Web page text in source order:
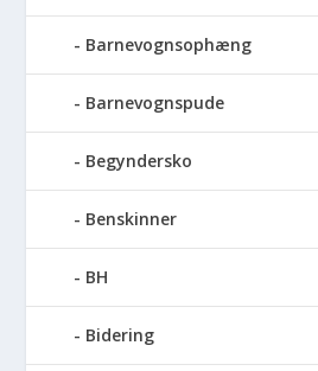
Barnevognsophæng
Barnevognspude
Begyndersko
Benskinner
BH
Bidering